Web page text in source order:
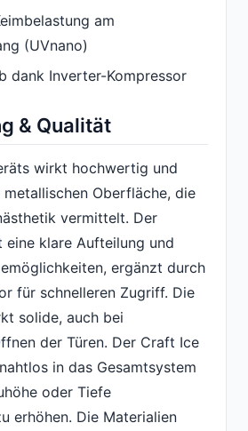
am
(UVnano)
dank Inverter-Kompressor
& Qualität
wirkt hochwertig und
Oberfläche, die
vermittelt. Der
eine klare Aufteilung und
ergänzt durch
für schnelleren Zugriff. Die
solide, auch bei
der Türen. Der Craft Ice
in das Gesamtsystem
oder Tiefe
erhöhen. Die Materialien